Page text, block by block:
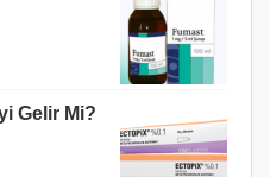
Gelir Mi?